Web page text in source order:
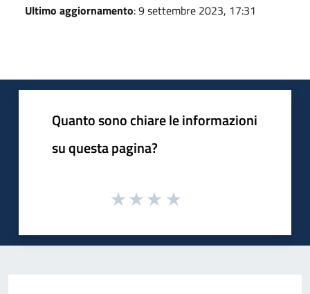
Ultimo aggiornamento: 9 settembre 2023, 17:31
Quanto sono chiare le informazioni
su questa pagina?